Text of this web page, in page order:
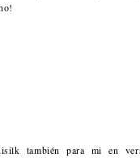
también para mi en